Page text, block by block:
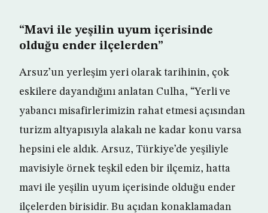
“Mavi ile yeşilin uyum içerisinde
olduğu ender ilçelerden”
Arsuz’un yerleşim yeri olarak tarihinin, çok
eskilere dayandığını anlatan Culha, “Yerli ve
yabancı misafirlerimizin rahat etmesi açısından
turizm altyapısıyla alakalı ne kadar konu varsa
hepsini ele aldık. Arsuz, Türkiye’de yeşiliyle
mavisiyle örnek teşkil eden bir ilçemiz, hatta
mavi ile yeşilin uyum içerisinde olduğu ender
ilçelerden birisidir. Bu açıdan konaklamadan